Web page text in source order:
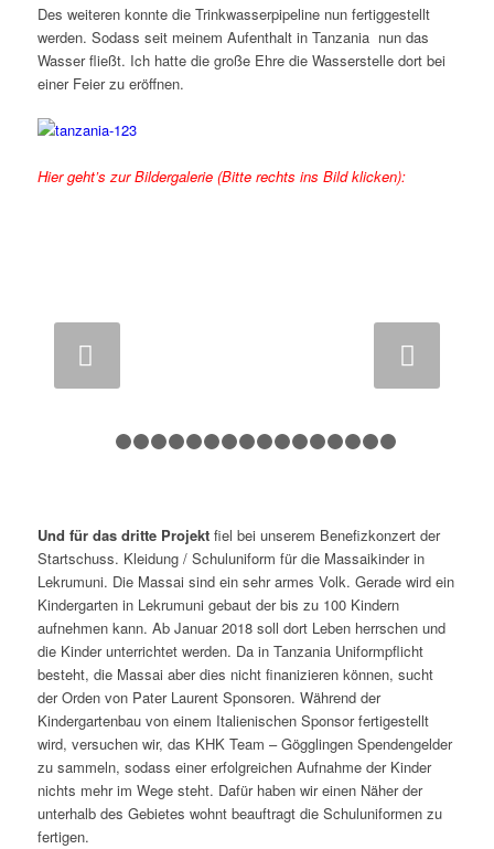
Des weiteren konnte die Trinkwasserpipeline nun fertiggestellt
werden. Sodass seit meinem Aufenthalt in Tanzania nun das
Wasser fließt. Ich hatte die große Ehre die Wasserstelle dort bei
einer Feier zu eröffnen.
Hier geht’s zur Bildergalerie (Bitte rechts ins Bild klicken):
1 2 3 4 5 6 7 8 9 1011
Und für das dritte Projektfiel bei unserem Benefizkonzert der
Startschuss. Kleidung / Schuluniform für die Massaikinder in
Lekrumuni. Die Massai sind ein sehr armes Volk. Gerade wird ein
Kindergarten in Lekrumuni gebaut der bis zu 100 Kindern
aufnehmen kann. Ab Januar 2018 soll dort Leben herrschen und
die Kinder unterrichtet werden. Da in Tanzania Uniformpflicht
besteht, die Massai aber dies nicht finanizieren können, sucht
der Orden von Pater Laurent Sponsoren. Während der
Kindergartenbau von einem Italienischen Sponsor fertigestellt
wird, versuchen wir, das KHK Team – Gögglingen Spendengelder
zu sammeln, sodass einer erfolgreichen Aufnahme der Kinder
nichts mehr im Wege steht. Dafür haben wir einen Näher der
unterhalb des Gebietes wohnt beauftragt die Schuluniformen zu
fertigen.